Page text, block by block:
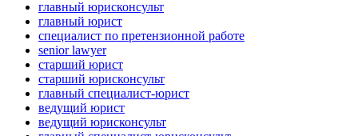
главный юрисконсульт
главный юрист
специалист по претензионной работе
senior lawyer
старший юрист
старший юрисконсульт
главный специалист-юрист
ведущий юрист
ведущий юрисконсульт